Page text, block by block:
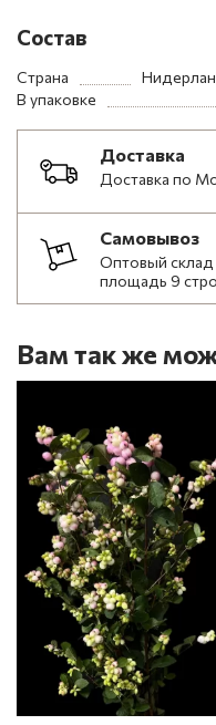
Состав
Страна
В упаковке
Доставка
Доставка по
Самовывоз
Оптовый склад
площадь 9
Вам так же